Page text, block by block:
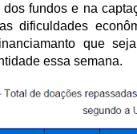
fundos e na
dificuldades
que
essa semana.